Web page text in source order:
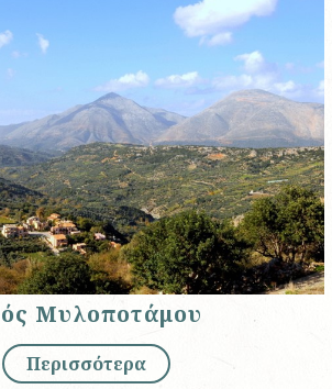
Μυλοποτάμου
Περισσότερα